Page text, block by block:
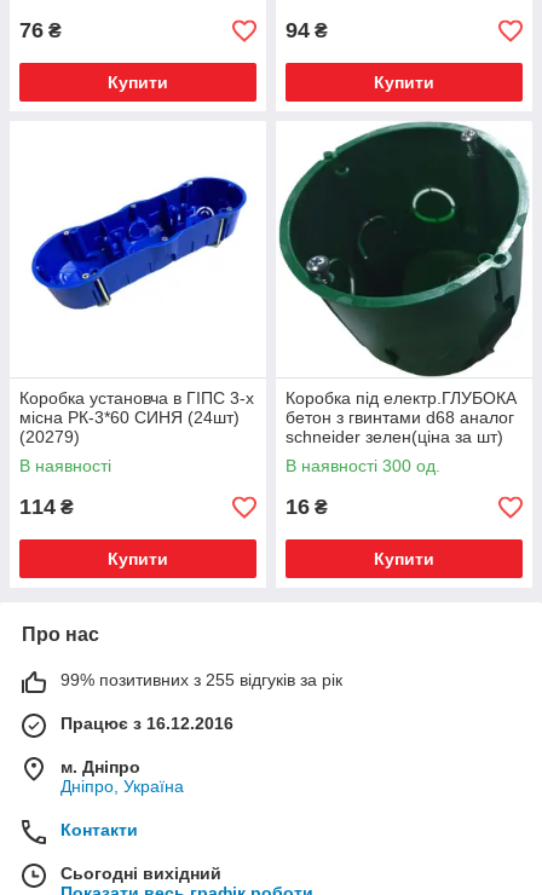
76 ₴
Купити
94 ₴
Купити
Коробка установча в ГІПС 3-х
місна РК-3*60 СИНЯ (24шт)
(20279)
В наявності
114 ₴
Купити
Коробка під електр.ГЛУБОКА
бетон з гвинтами d68 аналог
schneider зелен(ціна за шт)
(видаємо по 100)
В наявності 300 од.
16 ₴
Купити
Про нас
99% позитивних з 255 відгуків за рік
Працює з 16.12.2016
м. Дніпро
Дніпро, Україна
Контакти
Сьогодні вихідний